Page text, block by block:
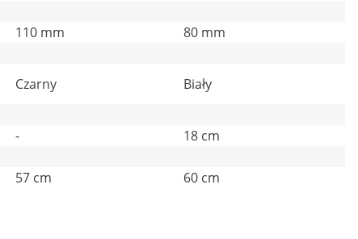
110 mm
80 mm
Czarny
Biały
-
18 cm
57 cm
60 cm